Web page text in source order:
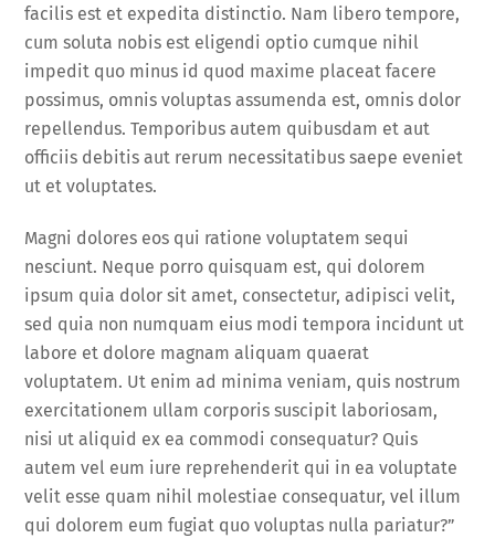
facilis est et expedita distinctio. Nam libero tempore,
cum soluta nobis est eligendi optio cumque nihil
impedit quo minus id quod maxime placeat facere
possimus, omnis voluptas assumenda est, omnis dolor
repellendus. Temporibus autem quibusdam et aut
officiis debitis aut rerum necessitatibus saepe eveniet
ut et voluptates.
Magni dolores eos qui ratione voluptatem sequi
nesciunt. Neque porro quisquam est, qui dolorem
ipsum quia dolor sit amet, consectetur, adipisci velit,
sed quia non numquam eius modi tempora incidunt ut
labore et dolore magnam aliquam quaerat
voluptatem. Ut enim ad minima veniam, quis nostrum
exercitationem ullam corporis suscipit laboriosam,
nisi ut aliquid ex ea commodi consequatur? Quis
autem vel eum iure reprehenderit qui in ea voluptate
velit esse quam nihil molestiae consequatur, vel illum
qui dolorem eum fugiat quo voluptas nulla pariatur?”